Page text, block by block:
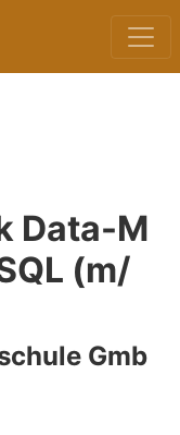
Data-M
(m/
Gmb